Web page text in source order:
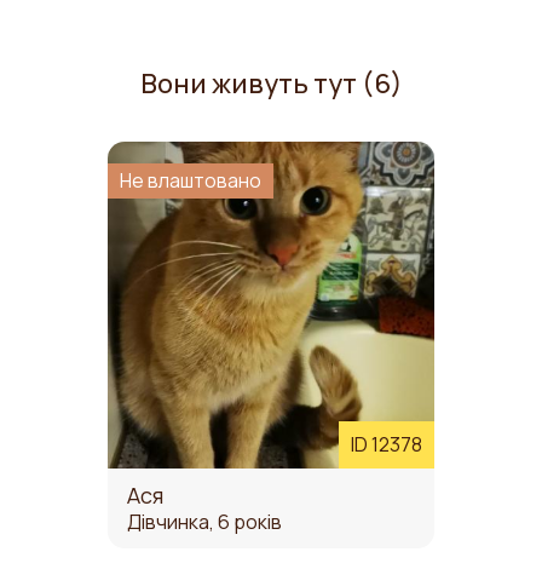
Вони живуть тут (6)
ID 12378
Не влаштовано
Ася
Дівчинка, 6 років